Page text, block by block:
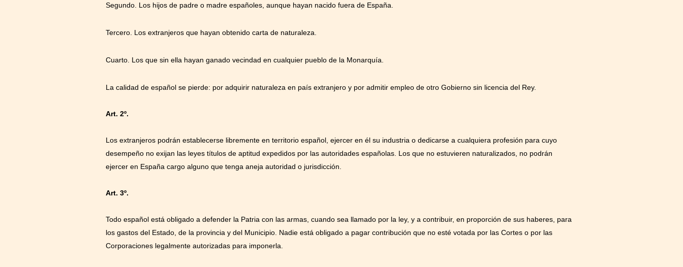
Segundo. Los hijos de padre o madre españoles, aunque hayan nacido fuera de España.
Tercero. Los extranjeros que hayan obtenido carta de naturaleza.
Cuarto. Los que sin ella hayan ganado vecindad en cualquier pueblo de la Monarquía.
La calidad de español se pierde: por adquirir naturaleza en país extranjero y por admitir empleo de otro Gobierno sin licencia del Rey.
Art. 2º.
Los extranjeros podrán establecerse libremente en territorio español, ejercer en él su industria o dedicarse a cualquiera profesión para cuyo
desempeño no exijan las leyes títulos de aptitud expedidos por las autoridades españolas. Los que no estuvieren naturalizados, no podrán
ejercer en España cargo alguno que tenga aneja autoridad o jurisdicción.
Art. 3º.
Todo español está obligado a defender la Patria con las armas, cuando sea llamado por la ley, y a contribuir, en proporción de sus haberes, para
los gastos del Estado, de la provincia y del Municipio. Nadie está obligado a pagar contribución que no esté votada por las Cortes o por las
Corporaciones legalmente autorizadas para imponerla.